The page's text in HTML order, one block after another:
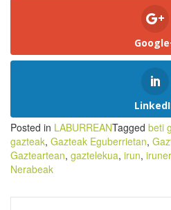
Posted in LABURREANTagged beti
gazteak, Gazteak Eguberrietan,
Gazteartean, gaztelekua, irun,
Nerabeak